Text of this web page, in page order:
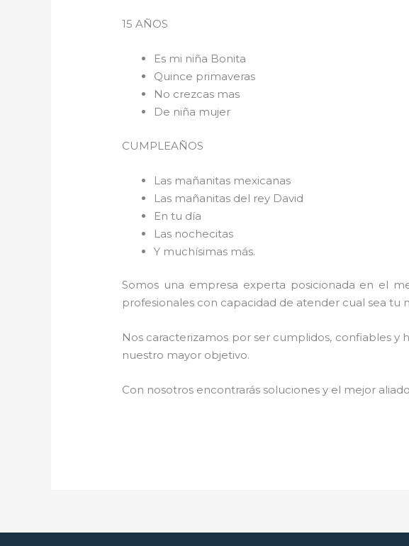
15 AÑOS
Es mi niña Bonita
Quince primaveras
No crezcas mas
De niña mujer
CUMPLEAÑOS
Las mañanitas mexicanas
Las mañanitas del rey David
En tu día
Las nochecitas
Y muchísimas más.
Somos una empresa experta posicionada en el
profesionales con capacidad de atender cual sea tu
Nos caracterizamos por ser cumplidos, confiables y
nuestro mayor objetivo.
Con nosotros encontrarás soluciones y el mejor